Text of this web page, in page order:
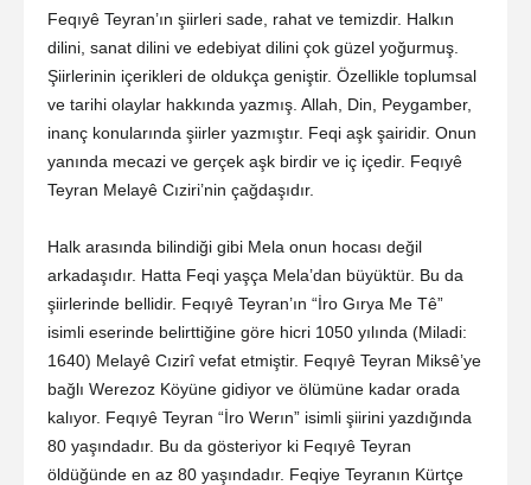
Feqıyê Teyran’ın şiirleri sade, rahat ve temizdir. Halkın
dilini, sanat dilini ve edebiyat dilini çok güzel yoğurmuş.
Şiirlerinin içerikleri de oldukça geniştir. Özellikle toplumsal
ve tarihi olaylar hakkında yazmış. Allah, Din, Peygamber,
inanç konularında şiirler yazmıştır. Feqi aşk şairidir. Onun
yanında mecazi ve gerçek aşk birdir ve iç içedir. Feqıyê
Teyran Melayê Cıziri’nin çağdaşıdır.
Halk arasında bilindiği gibi Mela onun hocası değil
arkadaşıdır. Hatta Feqi yaşça Mela’dan büyüktür. Bu da
şiirlerinde bellidir. Feqıyê Teyran’ın “İro Gırya Me Tê”
isimli eserinde belirttiğine göre hicri 1050 yılında (Miladi:
1640) Melayê Cızirî vefat etmiştir. Feqıyê Teyran Miksê’ye
bağlı Werezoz Köyüne gidiyor ve ölümüne kadar orada
kalıyor. Feqıyê Teyran “İro Werın” isimli şiirini yazdığında
80 yaşındadır. Bu da gösteriyor ki Feqıyê Teyran
öldüğünde en az 80 yaşındadır. Feqiye Teyranın Kürtçe